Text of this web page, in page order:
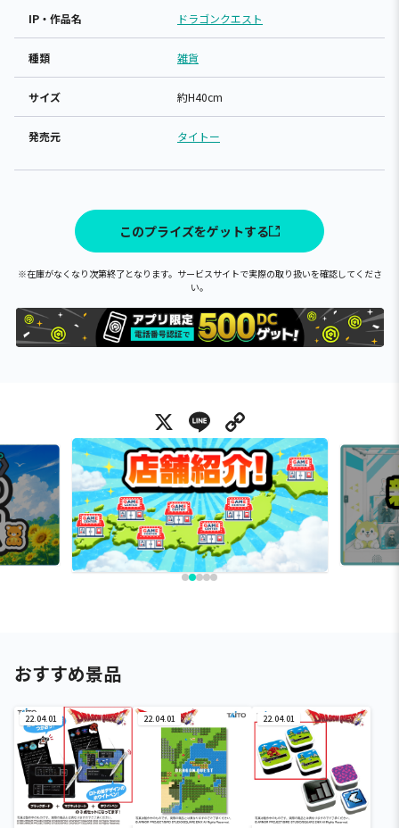
IP・作品名 ドラゴンクエスト
種類 雑貨
サイズ 約H40cm
発売元 タイトー
このプライズをゲットする
※在庫がなくなり次第終了となります。サービスサイトで実際の取り扱いを確認してくださ
い。
X Line
おすすめ景品
22.04.01 22.04.01 22.04.01